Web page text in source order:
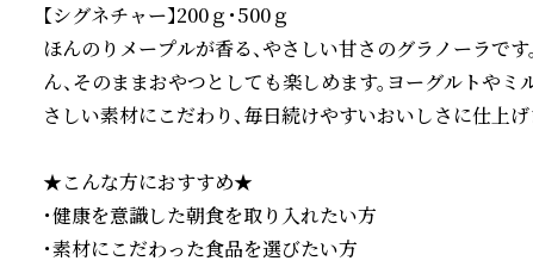
【シグネチャー】200ｇ・500ｇ
ほんのりメープルが香る、やさしい甘さのグラノーラで
ん、そのままおやつとしても楽しめます。ヨーグルトやミ
さしい素材にこだわり、毎日続けやすいおいしさに仕上げ
★こんな方におすすめ★
・健康を意識した朝食を取り入れたい方
・素材にこだわった食品を選びたい方